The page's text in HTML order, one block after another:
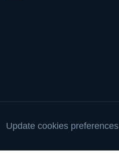
Update cookies preferences